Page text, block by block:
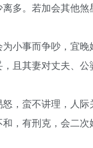
多。若加会其他
小事而争吵，宜晚
且其妻对丈夫、
，蛮不讲理，人际
，有刑克，会二